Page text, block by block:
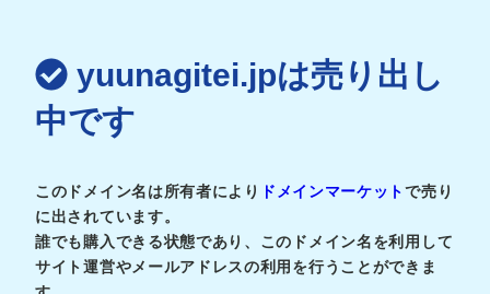
yuunagitei.jpは売り出し
中です
このドメイン名は所有者により ドメインマーケットで売り
に出されています。
誰でも購入できる状態であり、このドメイン名を利用して
サイト運営やメールアドレスの利用を行うことができま